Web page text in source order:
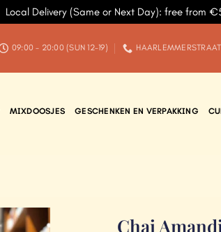
Local Delivery (Same or Next Day): free from
09:00 - 20:00 (SUN 12-19)
MIXDOOSJES GESCHENKEN EN VERPAKKING
Chai